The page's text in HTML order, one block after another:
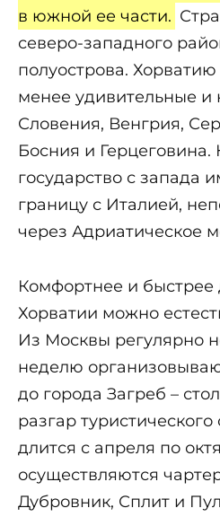
в южной ее части.
северо-западного
полуострова.
менее удивительные и
Словения, Венгрия,
Босния и Герцеговина.
государство с запада
границу с Италией,
через Адриатическое
Комфортнее и быстрее
Хорватии можно
Из Москвы регулярно
неделю
до города Загреб –
разгар
длится с апреля по
осуществляются
Дубровник, Сплит и